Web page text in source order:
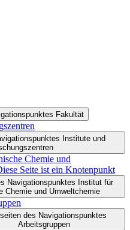
Fakultät
Institute und
Chemie und
Seite ist ein Knotenpunkt
Navigationspunktes Institut für
Chemie und Umweltchemie
des Navigationspunktes
Arbeitsgruppen